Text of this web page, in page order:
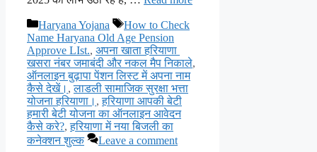
Categories
Haryana Yojana Tags
How to Check
Name Haryana Old Age Pension
Approve LIst., अपना खाता हरियाणा
खसरा नंबर जमाबंदी और नकल मैप निकाले,
ऑनलाइन बुढ़ापा पेंशन लिस्ट में अपना नाम
कैसे देखें। ,लाडली सामाजिक सुरक्षा भत्ता
योजना हरियाणा। ,हरियाणा आपकी बेटी
हमारी बेटी योजना का ऑनलाइन आवेदन
कैसे करे?,हरियाणा में नया बिजली का
कनेक्शन शुल्क
Leave a comment